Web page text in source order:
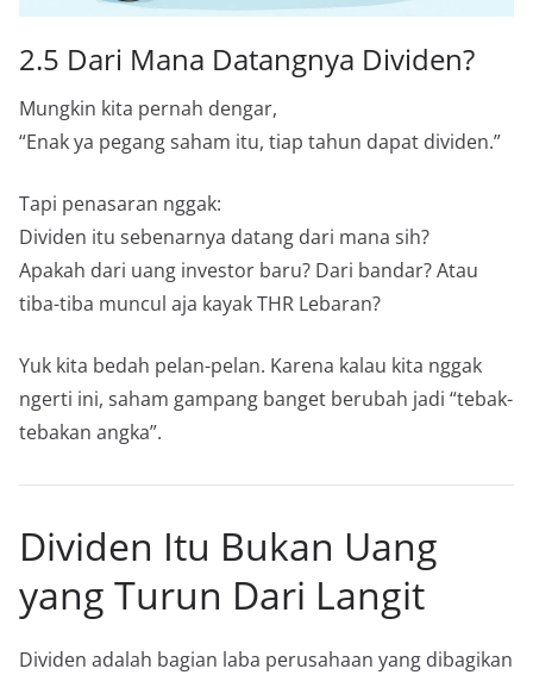
2.5 Dari Mana Datangnya Dividen?
Mungkin kita pernah dengar,
“Enak ya pegang saham itu, tiap tahun dapat dividen.”
Tapi penasaran nggak:
Dividen itu sebenarnya datang dari mana sih?
Apakah dari uang investor baru? Dari bandar? Atau
tiba-tiba muncul aja kayak THR Lebaran?
Yuk kita bedah pelan-pelan. Karena kalau kita nggak
ngerti ini, saham gampang banget berubah jadi “tebak-
tebakan angka”.
Dividen Itu Bukan Uang
yang Turun Dari Langit
Dividen adalah bagian laba perusahaan yang dibagikan